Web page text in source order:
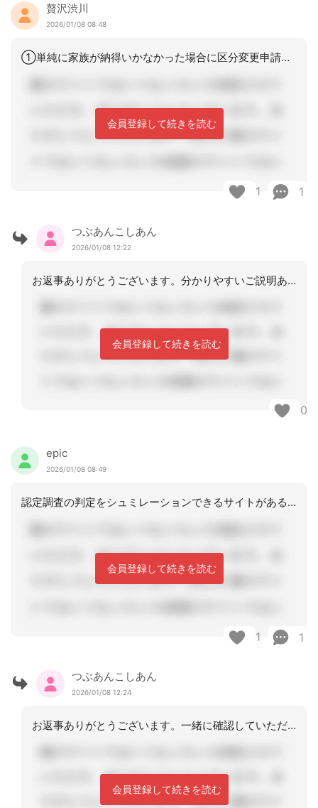
贅沢渋川
2026/01/08 08:48
①単純に家族が納得いかなかった場合に区分変更申請はできる。適切かどうかはさて置き
会員登録して続きを読む
1 1
つぶあんこしあん
2026/01/08 12:22
お返事ありがとうございます。分かりやすいご説明ありがとうございます。暫定プランの
会員登録して続きを読む
0
epic
2026/01/08 08:49
認定調査の判定をシュミレーションできるサイトがあるので、そちらでどのくらいが見込
会員登録して続きを読む
1 1
つぶあんこしあん
2026/01/08 12:24
お返事ありがとうございます。一緒に確認していただければ分かりやすくご納得していた
会員登録して続きを読む